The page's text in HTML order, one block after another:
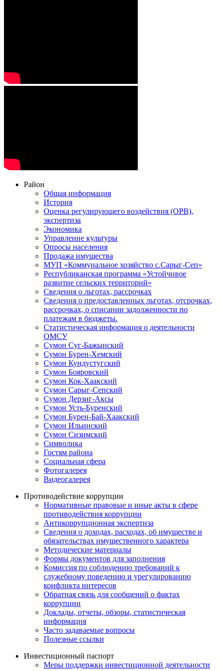
Район
Общая информация
История
Оценка регулирующего воздействия (ОРВ),
экспертиза
Экономика
Управление культуры
Опросы населения
Продажа имущества
МУП «Коммунальное хозяйство с.Сарыг-Сеп»
Республиканская программа «Устойчивое
развитие сельских территорий»
Сведения о льготах, рассрочках
Сведения о предоставленных льготах, отсрочках,
рассрочках, о списании задолженности по
платежам в бюджеты.
Статистическая информация о деятельности
ОМСУ
Сумон Суг-Бажынский
Сумон Бурен-Хемский
Сумон Кундустугский
Сумон Бояровский
Сумон Кок-Хаакский
Сумон Сарыг-Сепский
Сумон Дерзиг-Аксы
Сумон Усть-Буренский
Сумон Бурен-Бай-Хаакский
Сумон Ильинский
Сумон Сизимский
Символика
Гостям района
Социальная сфера
Фотогалерея
Видеогалерея
Противодействие коррупции
Нормативные правовые и иные акты в сфере
противодействия коррупции
Антикоррупционная экспертиза
Сведения о доходах, расходах, об имуществе и
обязательствах имущественного характера
Методические материалы
Формы документов для заполнения
Комиссия по соблюдению требований к
служебному поведению и урегулированию
конфликта интересов
Обратная связь для сообщений о фактах
коррупции
Доклады, отчеты, обзоры, статистическая
информация
Часто задаваемые вопросы
Полезные ссылки
Инвестиционный паспорт
Меры поддержки инвестиционной деятельности